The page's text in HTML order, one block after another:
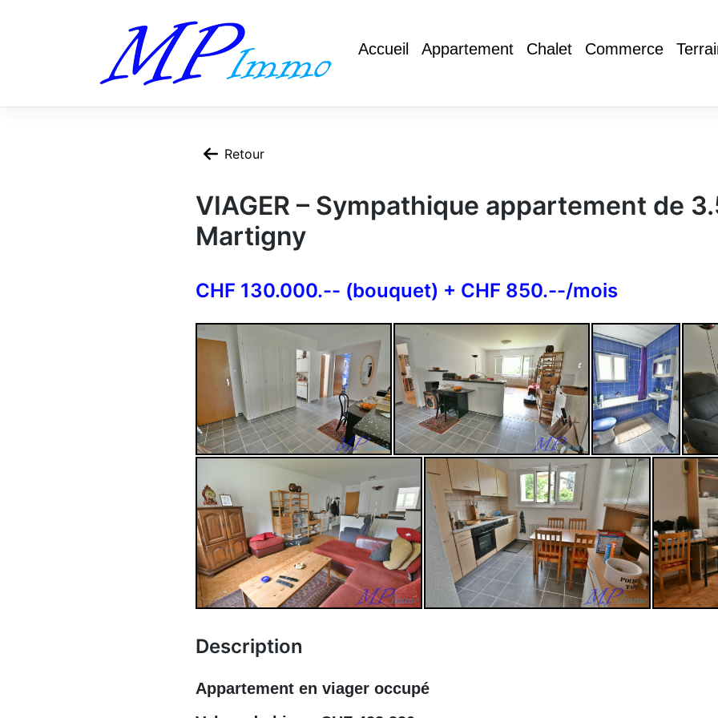
Accueil Appartement Chalet Commerce
Retour
VIAGER – Sympathique appartement de
Martigny
CHF 130.000.-- (bouquet) + CHF 850.--/mois
Description
Appartement en viager occupé